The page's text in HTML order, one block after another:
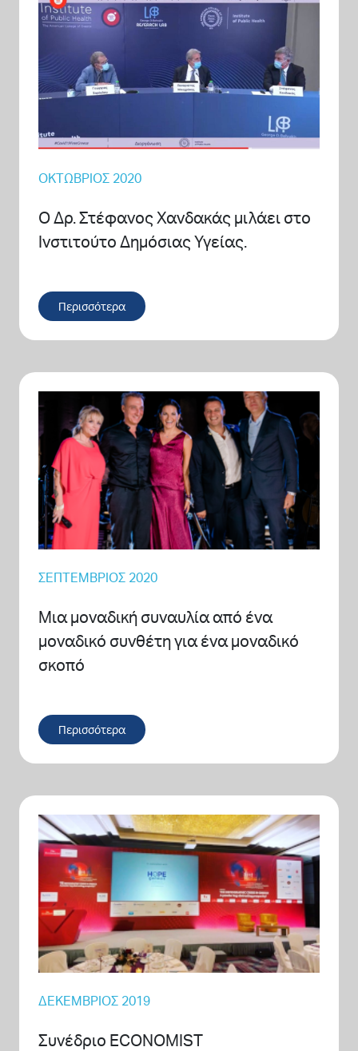
ΟΚΤΏΒΡΙΟΣ 2020
O Δρ. Στέφανος Χανδακάς μιλάει στο
Ινστιτούτο Δημόσιας Υγείας.
Περισσότερα
ΣΕΠΤΈΜΒΡΙΟΣ 2020
Μια μοναδική συναυλία από ένα
μοναδικό συνθέτη για ένα μοναδικό
σκοπό
Περισσότερα
ΔΕΚΈΜΒΡΙΟΣ 2019
Συνέδριο ECONOMIST